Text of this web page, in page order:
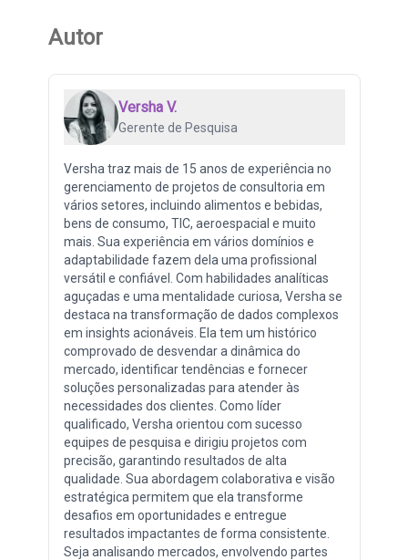
Autor
Versha V.
Gerente de Pesquisa
Versha traz mais de 15 anos de experiência no
gerenciamento de projetos de consultoria em
vários setores, incluindo alimentos e bebidas,
bens de consumo, TIC, aeroespacial e muito
mais. Sua experiência em vários domínios e
adaptabilidade fazem dela uma profissional
versátil e confiável. Com habilidades analíticas
aguçadas e uma mentalidade curiosa, Versha se
destaca na transformação de dados complexos
em insights acionáveis. Ela tem um histórico
comprovado de desvendar a dinâmica do
mercado, identificar tendências e fornecer
soluções personalizadas para atender às
necessidades dos clientes. Como líder
qualificado, Versha orientou com sucesso
equipes de pesquisa e dirigiu projetos com
precisão, garantindo resultados de alta
qualidade. Sua abordagem colaborativa e visão
estratégica permitem que ela transforme
desafios em oportunidades e entregue
resultados impactantes de forma consistente.
Seja analisando mercados, envolvendo partes